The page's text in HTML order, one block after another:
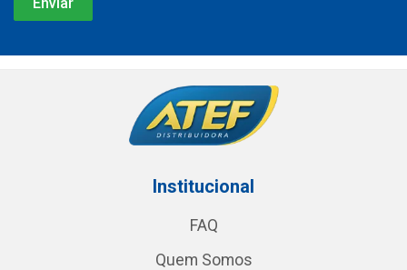
Institucional
FAQ
Quem Somos